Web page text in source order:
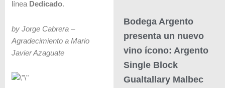
línea Dedicado.
by Jorge Cabrera –
Agradecimiento a Mario
Javier Azaguate
Bodega Argento
presenta un nuevo
vino ícono: Argento
Single Block
Gualtallary Malbec